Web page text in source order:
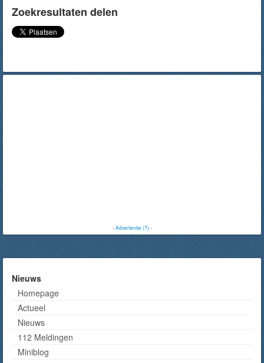
Zoekresultaten delen
-Advertentie (?)-
Nieuws
Homepage
Actueel
Nieuws
112 Meldingen
Miniblog